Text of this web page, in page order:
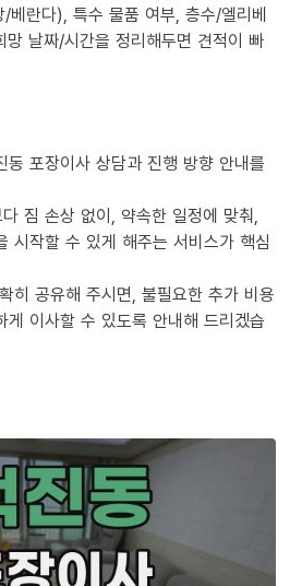
베란다), 특수 물품 여부, 층수/엘리베
날짜/시간을 정리해두면 견적이 빠
동 포장이사 상담과 진행 방향 안내를
짐 손상 없이, 약속한 일정에 맞춰,
시작할 수 있게 해주는 서비스가 핵심
히 공유해 주시면, 불필요한 추가 비용
게 이사할 수 있도록 안내해 드리겠습